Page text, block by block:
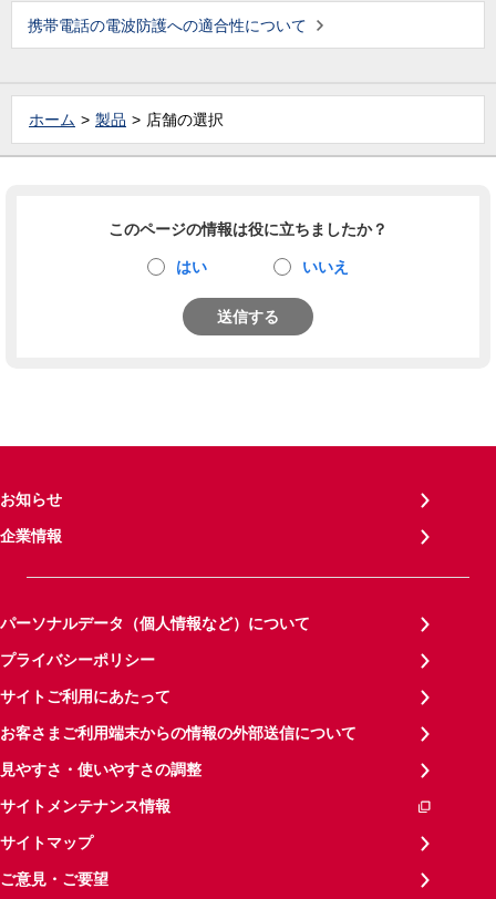
携帯電話の電波防護への適合性について
ホーム 製品 店舗の選択
このページの情報は役に立ちましたか？
はい いいえ
送信する
お知らせ
企業情報
パーソナルデータ（個人情報など）について
プライバシーポリシー
サイトご利用にあたって
お客さまご利用端末からの情報の外部送信について
見やすさ・使いやすさの調整
サイトメンテナンス情報
サイトマップ
ご意見・ご要望